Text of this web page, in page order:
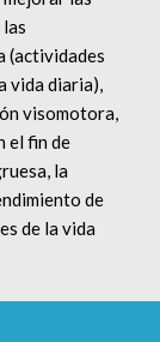
(actividades
vida diaria),
visomotora,
el fin de
la
de
de la vida